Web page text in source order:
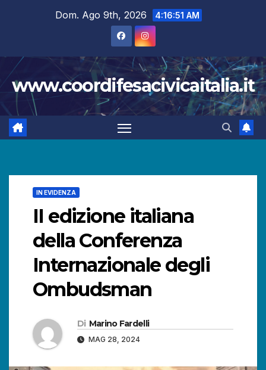
Dom. Ago 9th, 2026 4:16:52 AM
www.coordifesacivicaitalia.it
IN EVIDENZA
II edizione italiana
della Conferenza
Internazionale degli
Ombudsman
Di Marino Fardelli
MAG 28, 2024